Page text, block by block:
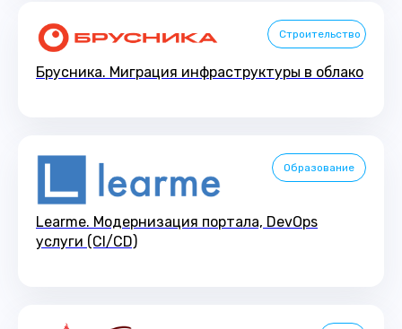
Строительство
Брусника. Миграция инфраструктуры в облако
Образование
Learme. Модернизация портала, DevOps
услуги (CI/CD)